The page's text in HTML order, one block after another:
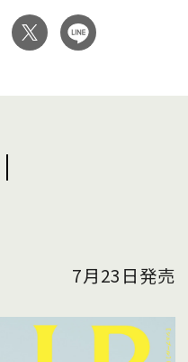
7月23日発売